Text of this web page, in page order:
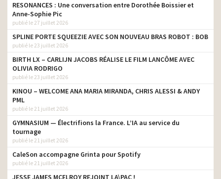
RESONANCES : Une conversation entre Dorothée Boissier et
Anne-Sophie Pic
publié le 27 juillet 2026
SPLINE PORTE SQUEEZIE AVEC SON NOUVEAU BRAS ROBOT : BOB
publié le 23 juillet 2026
BIRTH LX – CARLIJN JACOBS RÉALISE LE FILM LANCÔME AVEC
OLIVIA RODRIGO
publié le 23 juillet 2026
KINOU – WELCOME ANA MARIA MIRANDA, CHRIS ALESSI & ANDY
PML
publié le 21 juillet 2026
GYMNASIUM — Électrifions la France. L’IA au service du
tournage
publié le 21 juillet 2026
CaleSon accompagne Grinta pour Spotify
publié le 21 juillet 2026
JESSE JAMES MCELROY REJOINT LA\PAC !